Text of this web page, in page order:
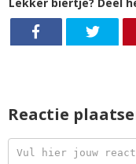
Reactie